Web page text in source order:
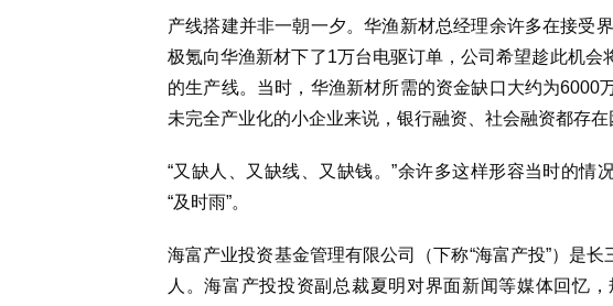
产线搭建并非一朝一夕。华渔新材总经理余许多在接受
极氪向华渔新材下了1万台电驱订单，公司希望趁此机
的生产线。当时，华渔新材所需的资金缺口大约为6000
未完全产业化的小企业来说，银行融资、社会融资都存在
“又缺人、又缺线、又缺钱。”余许多这样形容当时的情况
“及时雨”。
海富产业投资基金管理有限公司（下称“海富产投”）是
人。海富产投投资副总裁夏明对界面新闻等媒体回忆